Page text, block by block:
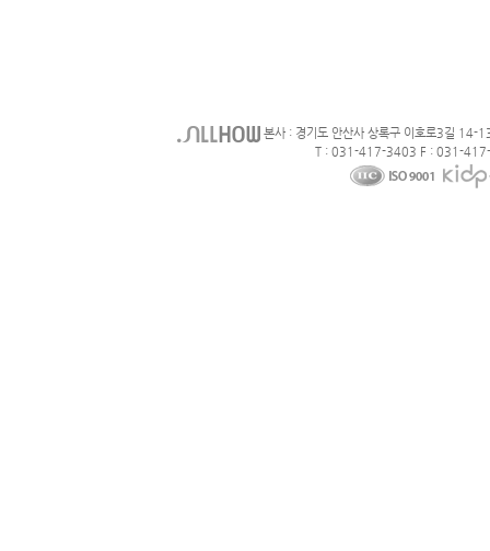
본사 : 경기도 안산사 상록구 이호로3길 14-
T : 031-417-3403 F : 031-